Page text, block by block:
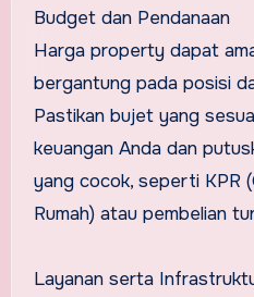
Budget dan Pendanaan
Harga property dapat
bergantung pada posisi
Pastikan bujet yang
keuangan Anda dan
yang cocok, seperti KPR
Rumah) atau pembelian
Layanan serta